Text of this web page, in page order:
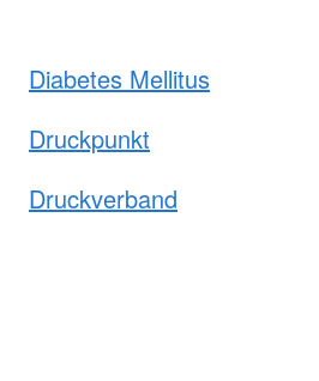
Diabetes Mellitus
Druckpunkt
Druckverband